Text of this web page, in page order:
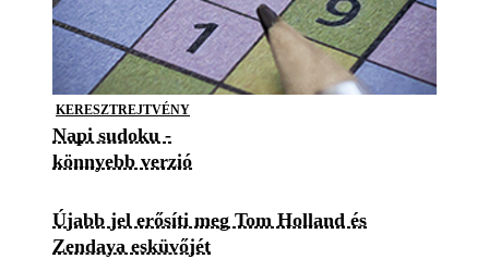
KERESZTREJTVÉNY
Napi sudoku -
könnyebb verzió
Újabb jel erősíti meg Tom Holland és
Zendaya esküvőjét